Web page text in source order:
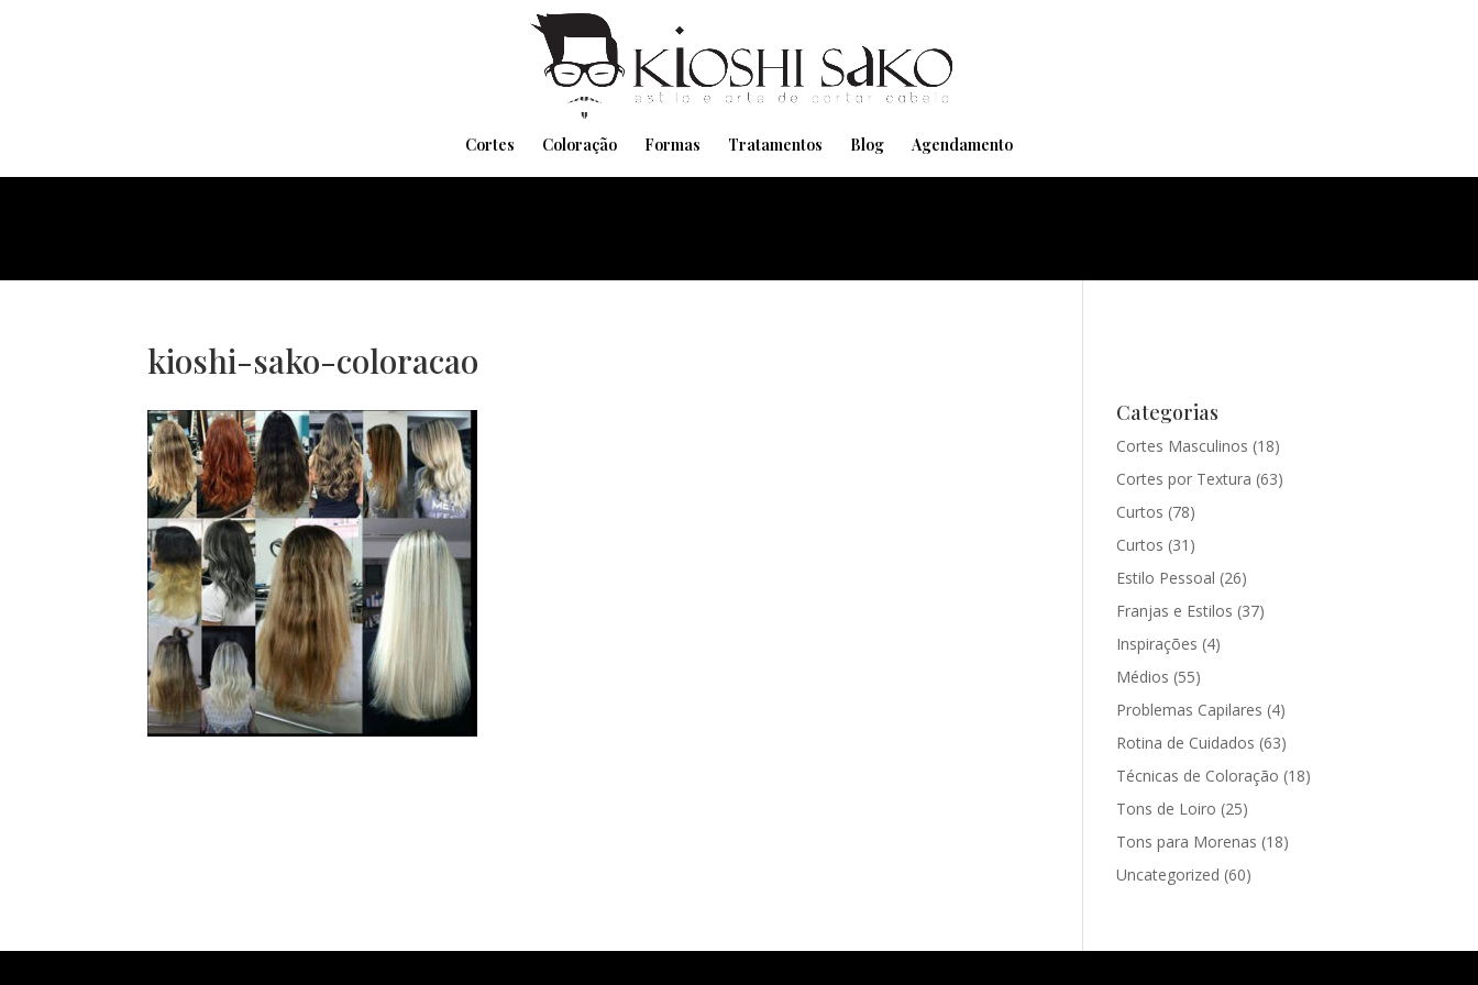
Cortes Coloração Formas Tratamentos Blog Agendamento
kioshi-sako-coloracao
Categorias
Cortes Masculinos (18)
Cortes por Textura (63)
Curtos (78)
Curtos (31)
Estilo Pessoal (26)
Franjas e Estilos (37)
Inspirações (4)
Médios (55)
Problemas Capilares (4)
Rotina de Cuidados (63)
Técnicas de Coloração (18)
Tons de Loiro (25)
Tons para Morenas (18)
Uncategorized (60)
Pensando em transformar seu Visual??
Agende pelo Whatsapp